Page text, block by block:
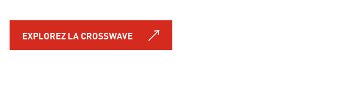
EXPLOREZ LA CROSSWAVE